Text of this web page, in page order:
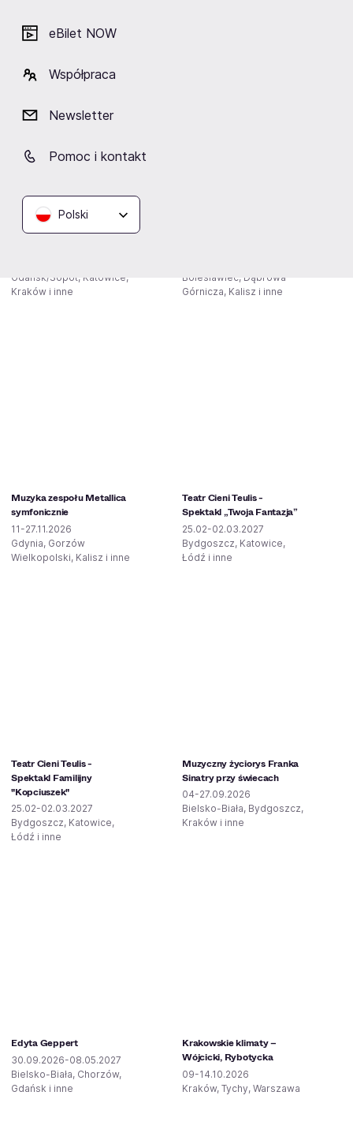
eBilet NOW
Współpraca
Newsletter
Pomoc i kontakt
Polski
Pszczyna i inne
Gdańsk/Sopot, Katowice,
Kraków i inne
Bolesławiec, Dąbrowa
Górnicza, Kalisz i inne
Muzyka zespołu Metallica
symfonicznie
11-27.11.2026
Gdynia, Gorzów
Wielkopolski, Kalisz i inne
Teatr Cieni Teulis -
Spektakl „Twoja Fantazja”
25.02-02.03.2027
Bydgoszcz, Katowice,
Łódź i inne
Teatr Cieni Teulis -
Spektakl Familijny
"Kopciuszek"
25.02-02.03.2027
Bydgoszcz, Katowice,
Łódź i inne
Muzyczny życiorys Franka
Sinatry przy świecach
04-27.09.2026
Bielsko-Biała, Bydgoszcz,
Kraków i inne
Edyta Geppert
30.09.2026-08.05.2027
Bielsko-Biała, Chorzów,
Gdańsk i inne
Krakowskie klimaty –
Wójcicki, Rybotycka
09-14.10.2026
Kraków, Tychy, Warszawa